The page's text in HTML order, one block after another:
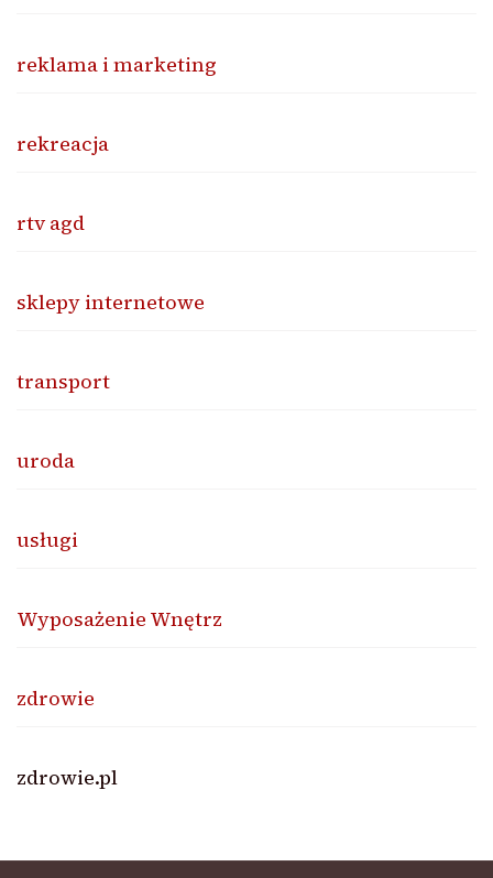
reklama i marketing
rekreacja
rtv agd
sklepy internetowe
transport
uroda
usługi
Wyposażenie Wnętrz
zdrowie
zdrowie.pl